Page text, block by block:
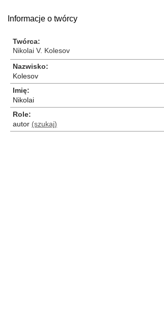
Informacje o twórcy
Twórca
Nikolai V. Kolesov
Nazwisko
Kolesov
Imię
Nikolai
Role
autor (szukaj)